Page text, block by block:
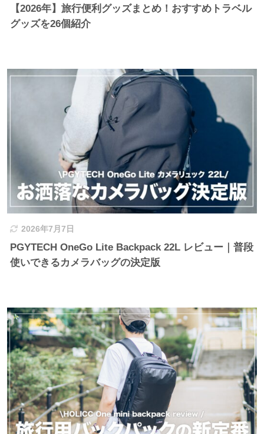
【2026年】旅行便利グッズまとめ！おすすめトラベル
グッズを26個紹介
2026年7月7日
PGYTECH OneGo Lite Backpack 22L レビュー｜普段
使いできるカメラバッグの決定版